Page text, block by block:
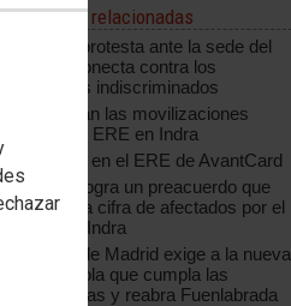
Noticias relacionadas
CCOO protesta ante la sede del
grupo Konecta contra los
despidos indiscriminados
Continúan las movilizaciones
contra el ERE en Indra
Acuerdo en el ERE de AvantCard
CCOO logra un preacuerdo que
reduce la cifra de afectados por el
ERE de Indra
CCOO de Madrid exige a la nueva
Coca-Cola que cumpla las
sentencias y reabra Fuenlabrada